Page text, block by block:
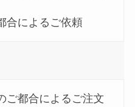
合によるご依頼
ご都合によるご注文